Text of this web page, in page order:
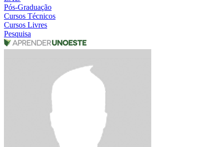
Pós-Graduação
Cursos Técnicos
Cursos Livres
Pesquisa